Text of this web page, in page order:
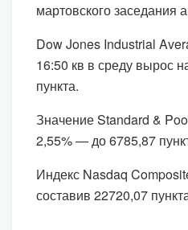
мартовского заседания
Dow Jones Industrial
16:50 кв в среду вырос
пункта.
Значение Standard &
2,55% — до 6785,87
Индекс Nasdaq
составив 22720,07